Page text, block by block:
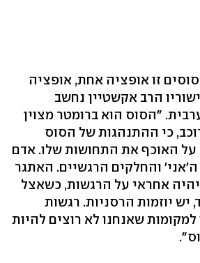
זו אופציה אחת, אופציה
הרב אקשטיין נחשב
"הסוס הוא ברומטר מצוין
כי ההתנהגות של הסוס
האוכף את התחושות שלו. אדם
והחלקים הרגשיים. האתגר
אחראי על הרגשות, כשאצל
יש יוזמות הרסניות. רגשות
למקומות שאנחנו לא רוצים להיות